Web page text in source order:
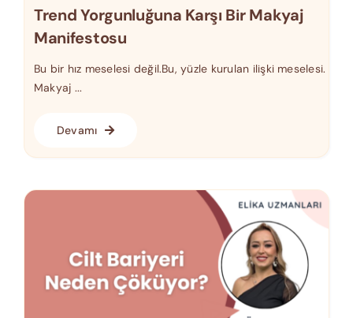
Trend Yorgunluğuna Karşı Bir Makyaj
Manifestosu
Bu bir hız meselesi değil.Bu, yüzle kurulan ilişki meselesi.
Makyaj ...
Devamı